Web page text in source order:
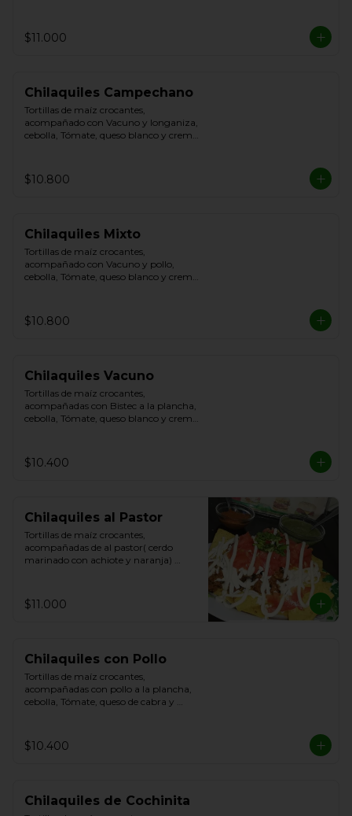
$11.000
Chilaquiles Campechano
Tortillas de maíz crocantes,
acompañado con Vacuno y longaniza,
cebolla, Tómate, queso blanco y crema
$10.800
Chilaquiles Mixto
Tortillas de maíz crocantes,
acompañado con Vacuno y pollo,
cebolla, Tómate, queso blanco y crema
$10.800
Chilaquiles Vacuno
Tortillas de maíz crocantes,
acompañadas con Bistec a la plancha,
cebolla, Tómate, queso blanco y crema
$10.400
Chilaquiles al Pastor
Tortillas de maíz crocantes,
acompañadas de al pastor( cerdo
marinado con achiote y naranja)
$11.000
Chilaquiles con Pollo
Tortillas de maíz crocantes,
acompañadas con pollo a la plancha,
cebolla, Tómate, queso de cabra y
$10.400
Chilaquiles de Cochinita